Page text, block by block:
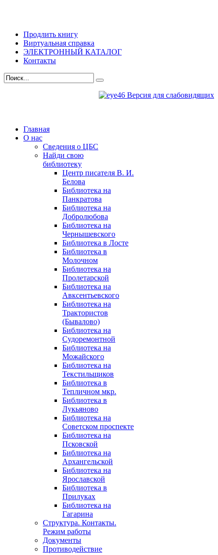
Продлить книгу
Виртуальная справка
ЭЛЕКТРОННЫЙ КАТАЛОГ
Контакты
Версия для слабовидящих
Главная
О нас
Сведения о ЦБС
Найди свою
библиотеку
Центр писателя В. И.
Белова
Библиотека на
Панкратова
Библиотека на
Добролюбова
Библиотека на
Чернышевского
Библиотека в Лосте
Библиотека в
Молочном
Библиотека на
Пролетарской
Библиотека на
Авксентьевского
Библиотека на
Трактористов
(Бывалово)
Библиотека на
Судоремонтной
Библиотека на
Можайского
Библиотека на
Текстильщиков
Библиотека в
Тепличном мкр.
Библиотека в
Лукьяново
Библиотека на
Советском проспекте
Библиотека на
Псковской
Библиотека на
Архангельской
Библиотека на
Ярославской
Библиотека в
Прилуках
Библиотека на
Гагарина
Структура. Контакты.
Режим работы
Документы
Противодействие